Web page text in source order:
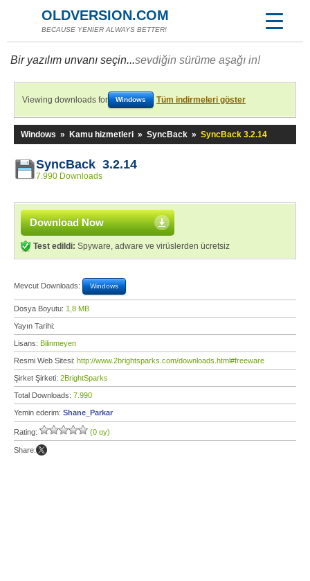
OLDVERSION.COM
BECAUSE YENİER ALWAYS BETTER!
Bir yazılım unvanı seçin...sevdiğin sürüme aşağı in!
Viewing downloads for Windows Tüm indirmeleri göster
Windows » Kamu hizmetleri » SyncBack » SyncBack 3.2.14
SyncBack 3.2.14
7.990 Downloads
Download Now
Test edildi: Spyware, adware ve virüslerden ücretsiz
Mevcut Downloads: Windows
Dosya Boyutu: 1,8 MB
Yayın Tarihi:
Lisans: Bilinmeyen
Resmi Web Sitesi: http://www.2brightsparks.com/downloads.html#freeware
Şirket Şirketi: 2BrightSparks
Total Downloads: 7.990
Yemin ederim: Shane_Parkar
Rating: (0 oy)
Share: